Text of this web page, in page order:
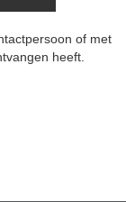
of met
heeft.